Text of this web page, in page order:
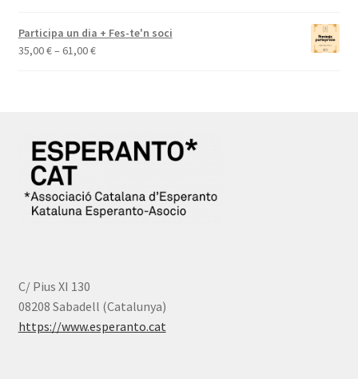
Participa un dia + Fes-te'n soci
35,00€– 61,00€Interval
C/ Pius XI 130
08208 Sabadell (Catalunya)
https://www.esperanto.cat